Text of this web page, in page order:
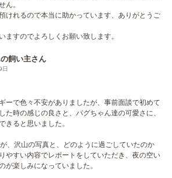
ん。
けれるので本当に助かっています、ありがとうご
ますのでよろしくお願い致します。
飼い主さん
日
ーで色々不安がありましたが、事前面談で初めて
た時の感じの良さと、パグちゃん達の可愛さに、
きると思いました。
、沢山の写真と、どのように過ごしていたのか
やすい内容でレポートをしていただき、夜の空い
が楽しみになっていました。